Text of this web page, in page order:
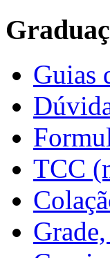
Guias
TCC